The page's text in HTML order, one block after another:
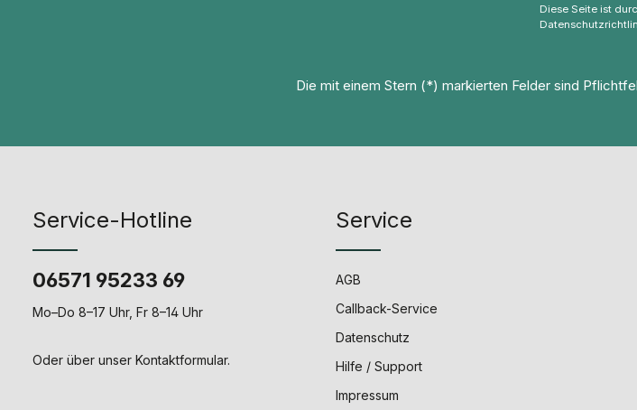
Diese Seite ist
Die mit einem Stern (*) markierten Felder sind
Service-Hotline
06571 95233 69
Mo–Do 8–17 Uhr, Fr 8–14 Uhr
Oder über unser Kontaktformular.
Service
AGB
Callback-Service
Datenschutz
Hilfe / Support
Impressum